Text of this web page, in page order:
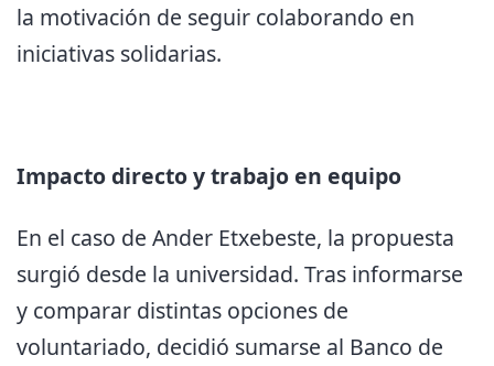
la motivación de seguir colaborando en
iniciativas solidarias.
Impacto directo y trabajo en equipo
En el caso de Ander Etxebeste, la propuesta
surgió desde la universidad. Tras informarse
y comparar distintas opciones de
voluntariado, decidió sumarse al Banco de